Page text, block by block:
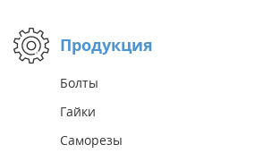
Продукция
Болты
Гайки
Саморезы